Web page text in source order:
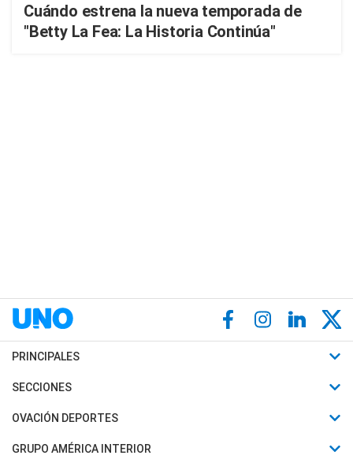
Cuándo estrena la nueva temporada de
"Betty La Fea: La Historia Continúa"
PRINCIPALES
Últimas Noticias
Política
SECCIONES
Horóscopo
Motores
OVACIÓN DEPORTES
Fútbol
GRUPO AMÉRICA INTERIOR